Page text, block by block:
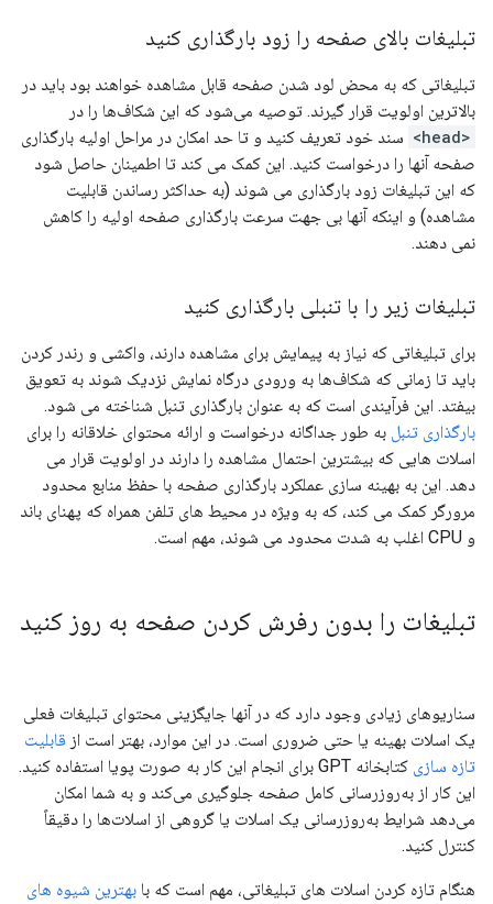
تبلیغات بالای صفحه را زود بارگذاری کنید
تبلیغاتی که به محض لود شدن صفحه قابل مشاهده خواهند بود باید در
بالاترین اولویت قرار گیرند. توصیه می‌شود که این شکاف‌ها را در
<head>
سند خود تعریف کنید و تا حد امکان در مراحل اولیه بارگذاری
صفحه آنها را درخواست کنید. این کمک می کند تا اطمینان حاصل شود
که این تبلیغات زود بارگذاری می شوند (به حداکثر رساندن قابلیت
مشاهده) و اینکه آنها بی جهت سرعت بارگذاری صفحه اولیه را کاهش
نمی دهند.
تبلیغات زیر را با تنبلی بارگذاری کنید
برای تبلیغاتی که نیاز به پیمایش برای مشاهده دارند، واکشی و رندر کردن
باید تا زمانی که شکاف‌ها به ورودی درگاه نمایش نزدیک شوند به تعویق
بیفتد. این فرآیندی است که به عنوان بارگذاری تنبل شناخته می شود.
بارگذاری تنبل به طور جداگانه درخواست و ارائه محتوای خلاقانه را برای
اسلات هایی که بیشترین احتمال مشاهده را دارند در اولویت قرار می
دهد. این به بهینه سازی عملکرد بارگذاری صفحه با حفظ منابع محدود
مرورگر کمک می کند، که به ویژه در محیط های تلفن همراه که پهنای باند
و CPU اغلب به شدت محدود می شوند، مهم است.
تبلیغات را بدون رفرش کردن صفحه به روز کنید
سناریوهای زیادی وجود دارد که در آنها جایگزینی محتوای تبلیغات فعلی
یک اسلات بهینه یا حتی ضروری است. در این موارد، بهتر است از قابلیت
تازه سازی
کتابخانه GPT برای انجام این کار به صورت پویا استفاده کنید.
این کار از به‌روزرسانی کامل صفحه جلوگیری می‌کند و به شما امکان
می‌دهد شرایط به‌روزرسانی یک اسلات یا گروهی از اسلات‌ها را دقیقاً
کنترل کنید.
هنگام تازه کردن اسلات های تبلیغاتی، مهم است که با بهترین شیوه های